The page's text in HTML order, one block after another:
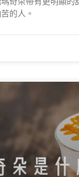
的人。